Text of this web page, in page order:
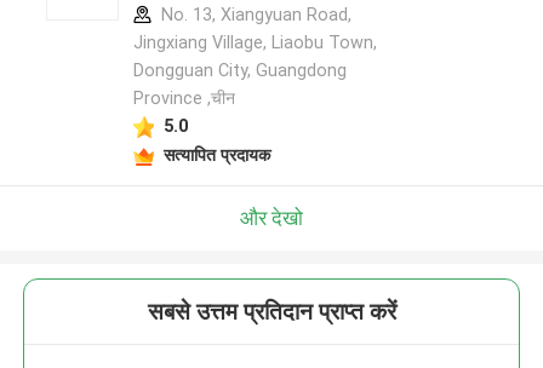
No. 13, Xiangyuan Road,
Jingxiang Village, Liaobu Town,
Dongguan City, Guangdong
Province ,चीन
5.0
सत्यापित प्रदायक
और देखो
सबसे उत्तम प्रतिदान प्राप्त करें